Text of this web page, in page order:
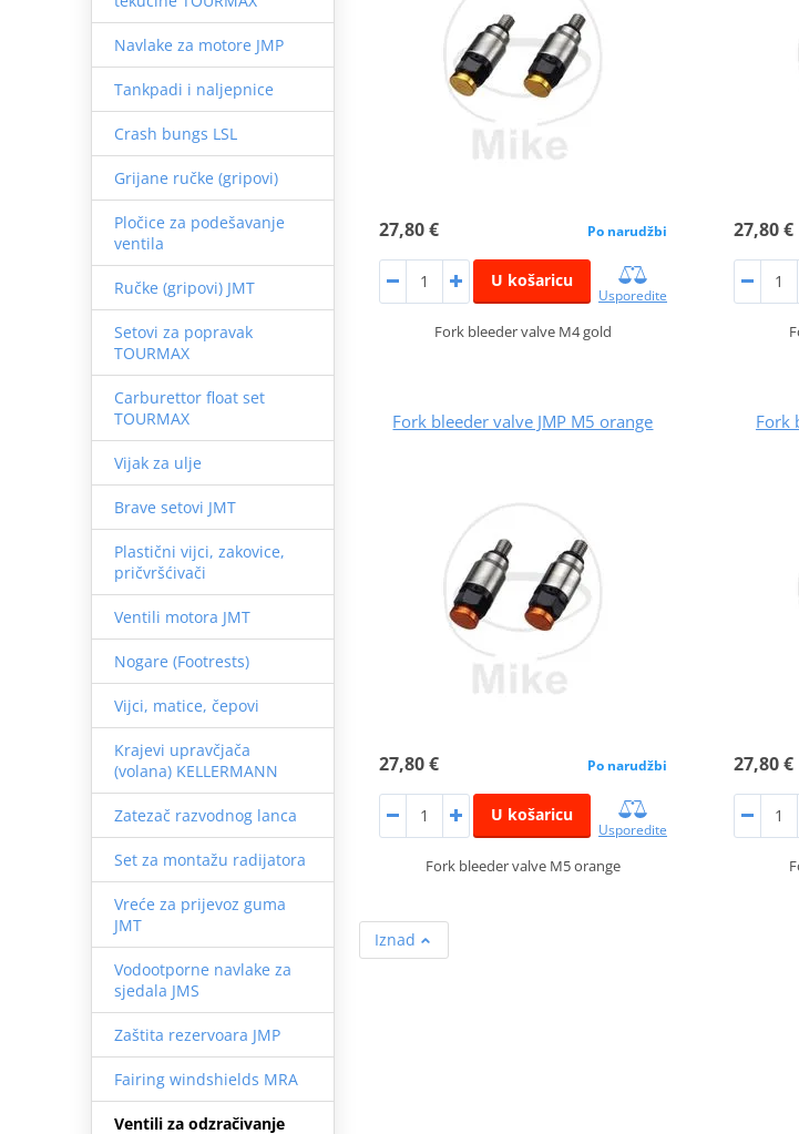
Navlake za motore JMP
Tankpadi i naljepnice
Crash bungs LSL
Grijane ručke (gripovi)
Pločice za podešavanje
ventila
Ručke (gripovi) JMT
Setovi za popravak
TOURMAX
Carburettor float set
TOURMAX
Vijak za ulje
Brave setovi JMT
Plastični vijci, zakovice,
pričvršćivači
Ventili motora JMT
Nogare (Footrests)
Vijci, matice, čepovi
Krajevi upravčjača
(volana) KELLERMANN
Zatezač razvodnog lanca
Set za montažu radijatora
Vreće za prijevoz guma
JMT
Vodootporne navlake za
sjedala JMS
Zaštita rezervoara JMP
Fairing windshields MRA
Ventili za odzračivanje
27,80 € Po narudžbi
U košaricu
Usporedite
Fork bleeder valve M4 gold
27,80 €
Fork bleeder valve JMP M5 orange
27,80 € Po narudžbi
U košaricu
Usporedite
Fork bleeder valve M5 orange
Fork
27,80 €
Iznad